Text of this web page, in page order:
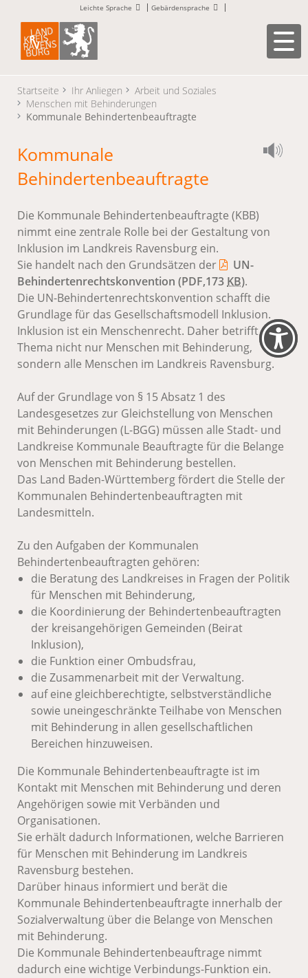
Leichte Sprache Gebärdensprache
Startseite Ihr Anliegen
Arbeit und Soziales
Menschen mit Behinderungen
Kommunale Behindertenbeauftragte
Kommunale
Behindertenbeauftragte
Die Kommunale Behindertenbeauftragte (KBB)
nimmt eine zentrale Rolle bei der Gestaltung von
Inklusion im Landkreis Ravensburg ein.
Sie handelt nach den Grundsätzen der
UN-
Behindertenrechtskonvention (PDF,173 KB).
Die UN-Behindertenrechtskonvention schafft die
Grundlage für das Gesellschaftsmodell Inklusion.
Inklusion ist ein Menschenrecht. Daher betrifft das
Thema nicht nur Menschen mit Behinderung,
sondern alle Menschen im Landkreis Ravensburg.
Auf der Grundlage von § 15 Absatz 1 des
Landesgesetzes zur Gleichstellung von Menschen
mit Behinderungen (L-BGG) müssen alle Stadt- und
Landkreise Kommunale Beauftragte für die Belange
von Menschen mit Behinderung bestellen.
Das Land Baden-Württemberg fördert die Stelle der
Kommunalen Behindertenbeauftragten mit
Landesmitteln.
Zu den Aufgaben der Kommunalen
Behindertenbeauftragten gehören:
die Beratung des Landkreises in Fragen der Politik
für Menschen mit Behinderung,
die Koordinierung der Behindertenbeauftragten
der kreisangehörigen Gemeinden (Beirat
Inklusion),
die Funktion einer Ombudsfrau,
die Zusammenarbeit mit der Verwaltung.
auf eine gleichberechtigte, selbstverständliche
sowie uneingeschränkte Teilhabe von Menschen
mit Behinderung in allen gesellschaftlichen
Bereichen hinzuweisen.
Die Kommunale Behindertenbeauftragte ist im
Kontakt mit Menschen mit Behinderung und deren
Angehörigen sowie mit Verbänden und
Organisationen.
Sie erhält dadurch Informationen, welche Barrieren
für Menschen mit Behinderung im Landkreis
Ravensburg bestehen.
Darüber hinaus informiert und berät die
Kommunale Behindertenbeauftragte innerhalb der
Sozialverwaltung über die Belange von Menschen
mit Behinderung.
Die Kommunale Behindertenbeauftrage nimmt
dadurch eine wichtige Verbindungs-Funktion ein.